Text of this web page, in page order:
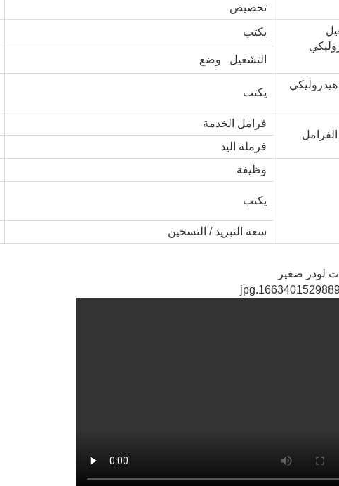
تخصيص
يكتب
التشغيل وضع
يكتب
فرامل الخدمة
فرملة اليد
وظيفة
يكتب
سعة التبريد / التسخين
لودر صغير